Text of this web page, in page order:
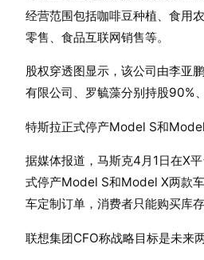
经营范围包括咖啡豆种植、食用
零售、食品互联网销售等。
股权穿透图显示，该公司由李亚
有限公司、罗毓藻分别持股90%、
特斯拉正式停产Model S和Model
据媒体报道，马斯克4月1日在X
式停产Model S和Model X两款
车定制订单，消费者只能购买库存
联想集团CFO称战略目标是未来